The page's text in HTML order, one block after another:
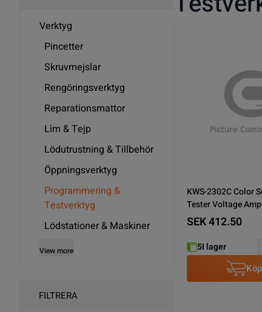
Verktyg
Pincetter
Skruvmejslar
Rengöringsverktyg
Reparationsmattor
Lim & Tejp
Lödutrustning & Tillbehör
Öppningsverktyg
Programmering &
Testverktyg
Lödstationer & Maskiner
View more
FILTRERA
KWS-2302C Color
Tester Voltage
DC4-30V 12A Fast
Trigger CPU
Current Power Meter
SEK 412.50
5I lager